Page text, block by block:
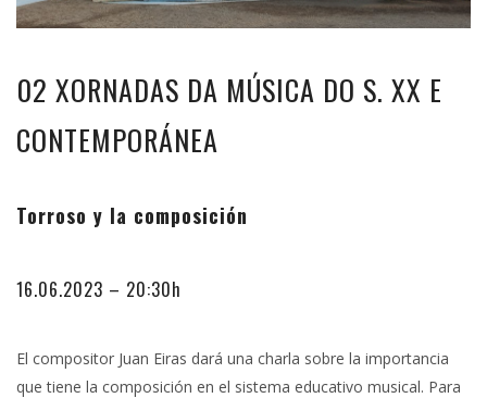
02 XORNADAS DA MÚSICA DO S. XX E
CONTEMPORÁNEA
Torroso y la composición
16.06.2023 – 20:30h
El compositor Juan Eiras dará una charla sobre la importancia
que tiene la composición en el sistema educativo musical. Para